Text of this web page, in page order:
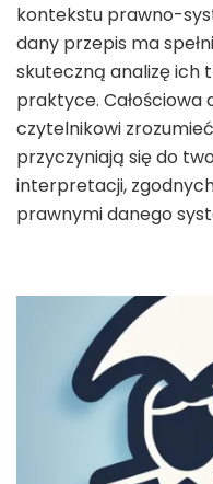
kontekstu prawno-
dany przepis ma
skuteczną analizę ich
praktyce. Całościowa
czytelnikowi
przyczyniają się do
interpretacji,
prawnymi danego